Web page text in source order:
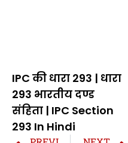
IPC की धारा 293 | धारा
293 भारतीय दण्ड
संहिता | IPC Section
293 In Hindi